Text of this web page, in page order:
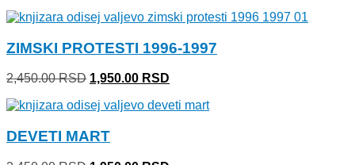
je
2,450.00 RSD.
je:
ZIMSKI PROTESTI 1996-1997
2,450.00RSD Originalna
je
2,450.00 RSD.
1,950.00 RSD
je:
DEVETI MART